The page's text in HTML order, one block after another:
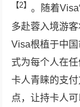
【2】 。随着
多赴蓉入境游
Visa根植于中
式为每个人在
卡人青睐的支
点，让持卡人